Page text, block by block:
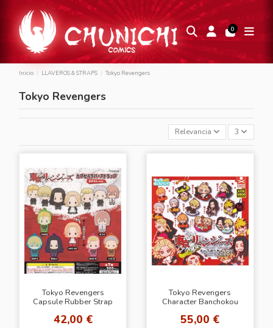
0
Inicio LLAVEROS & STRAPS Tokyo Revengers
Tokyo Revengers
Relevancia 3
Tokyo Revengers
Capsule Rubber Strap
42,00 €
Tokyo Revengers
Character Banchokou
chain
55,00 €